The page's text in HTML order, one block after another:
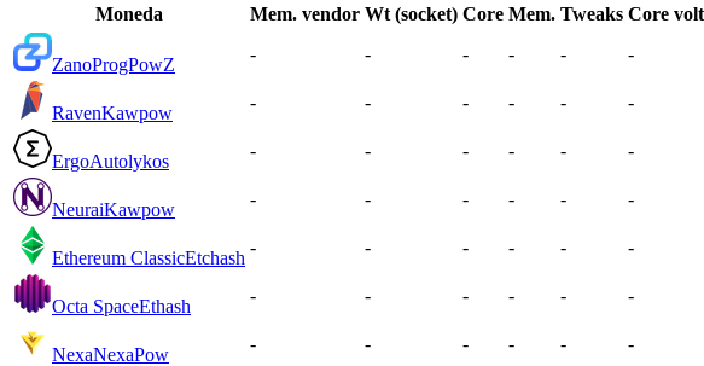
Moneda
Mem. vendor Wt (socket) Core Mem. Tweaks Core
ZanoProgPowZ
- - - - - -
RavenKawpow
- - - - - -
ErgoAutolykos
- - - - - -
NeuraiKawpow
- - - - - -
Ethereum ClassicEtchash
- - - - - -
Octa SpaceEthash
- - - - - -
NexaNexaPow
- - - - - -